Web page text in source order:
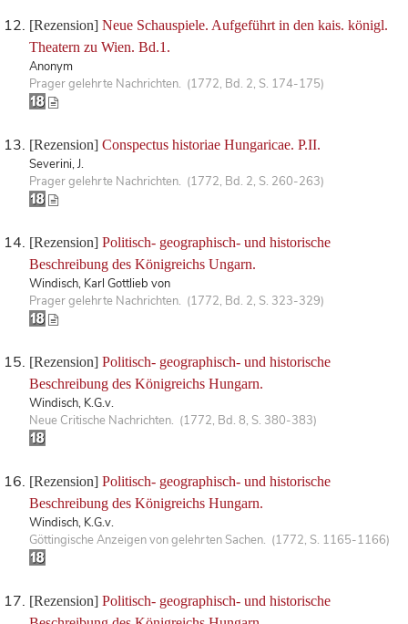
[Rezension] Neue Schauspiele. Aufgeführt in den kais. königl.
Theatern zu Wien. Bd.1.
Anonym
Prager gelehrte Nachrichten. (1772, Bd. 2, S. 174-175)
[Rezension] Conspectus historiae Hungaricae. P.II.
Severini, J.
Prager gelehrte Nachrichten. (1772, Bd. 2, S. 260-263)
[Rezension] Politisch- geographisch- und historische
Beschreibung des Königreichs Ungarn.
Windisch, Karl Gottlieb von
Prager gelehrte Nachrichten. (1772, Bd. 2, S. 323-329)
[Rezension] Politisch- geographisch- und historische
Beschreibung des Königreichs Hungarn.
Windisch, K.G.v.
Neue Critische Nachrichten. (1772, Bd. 8, S. 380-383)
[Rezension] Politisch- geographisch- und historische
Beschreibung des Königreichs Hungarn.
Windisch, K.G.v.
Göttingische Anzeigen von gelehrten Sachen. (1772, S. 1165-1166)
[Rezension] Politisch- geographisch- und historische